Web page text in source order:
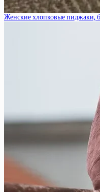
Женские хлопковые пиджаки,